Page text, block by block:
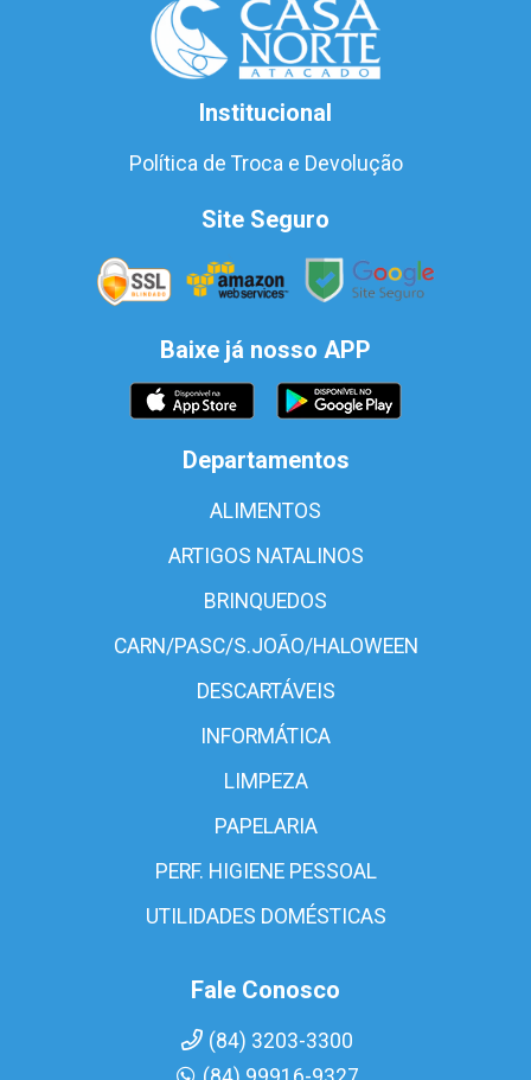
Institucional
Política de Troca e Devolução
Site Seguro
Baixe já nosso APP
Departamentos
ALIMENTOS
ARTIGOS NATALINOS
BRINQUEDOS
CARN/PASC/S.JOÃO/HALOWEEN
DESCARTÁVEIS
INFORMÁTICA
LIMPEZA
PAPELARIA
PERF. HIGIENE PESSOAL
UTILIDADES DOMÉSTICAS
Fale Conosco
(84) 3203-3300